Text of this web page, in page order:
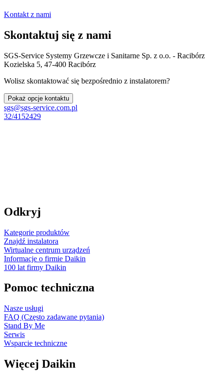
Kontakt z nami
Skontaktuj się z nami
SGS-Service Systemy Grzewcze i Sanitarne Sp. z o.o. - Racibórz
Kozielska 5, 47-400 Racibórz
Wolisz skontaktować się bezpośrednio z instalatorem?
Pokaż opcje kontaktu
sgs@sgs-service.com.pl
32/4152429
Odkryj
Kategorie produktów
Znajdź instalatora
Wirtualne centrum urządzeń
Informacje o firmie Daikin
100 lat firmy Daikin
Pomoc techniczna
Nasze usługi
FAQ (Często zadawane pytania)
Stand By Me
Serwis
Wsparcie techniczne
Więcej Daikin